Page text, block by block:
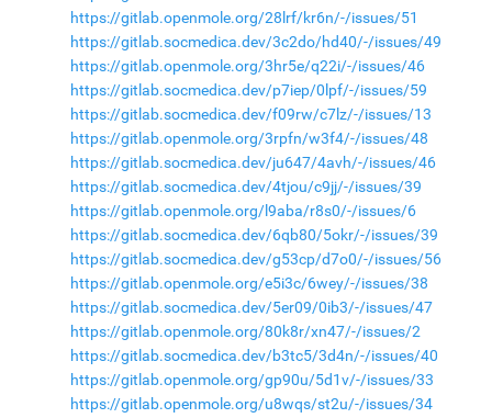
https://gitlab.openmole.org/28lrf/kr6n/-/issues/51
https://gitlab.socmedica.dev/3c2do/hd40/-/issues/49
https://gitlab.openmole.org/3hr5e/q22i/-/issues/46
https://gitlab.socmedica.dev/p7iep/0lpf/-/issues/59
https://gitlab.socmedica.dev/f09rw/c7lz/-/issues/13
https://gitlab.openmole.org/3rpfn/w3f4/-/issues/48
https://gitlab.socmedica.dev/ju647/4avh/-/issues/46
https://gitlab.socmedica.dev/4tjou/c9jj/-/issues/39
https://gitlab.openmole.org/l9aba/r8s0/-/issues/6
https://gitlab.socmedica.dev/6qb80/5okr/-/issues/39
https://gitlab.socmedica.dev/g53cp/d7o0/-/issues/56
https://gitlab.openmole.org/e5i3c/6wey/-/issues/38
https://gitlab.socmedica.dev/5er09/0ib3/-/issues/47
https://gitlab.openmole.org/80k8r/xn47/-/issues/2
https://gitlab.socmedica.dev/b3tc5/3d4n/-/issues/40
https://gitlab.openmole.org/gp90u/5d1v/-/issues/33
https://gitlab.openmole.org/u8wqs/st2u/-/issues/34